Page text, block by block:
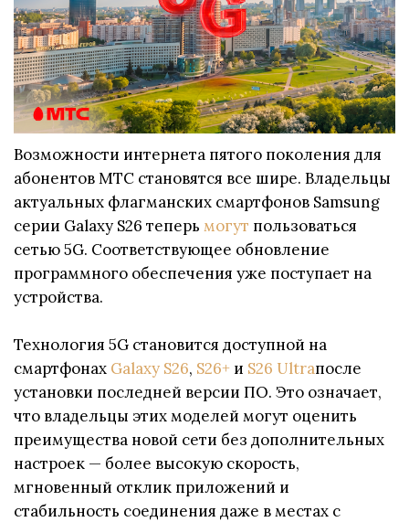
Возможности интернета пятого поколения для
абонентов МТС становятся все шире. Владельцы
актуальных флагманских смартфонов Samsung
серии Galaxy S26 теперь могут пользоваться
сетью 5G. Соответствующее обновление
программного обеспечения уже поступает на
устройства.
Технология 5G становится доступной на
смартфонах Galaxy S26, S26+ и S26 Ultraпосле
установки последней версии ПО. Это означает,
что владельцы этих моделей могут оценить
преимущества новой сети без дополнительных
настроек — более высокую скорость,
мгновенный отклик приложений и
стабильность соединения даже в местах с